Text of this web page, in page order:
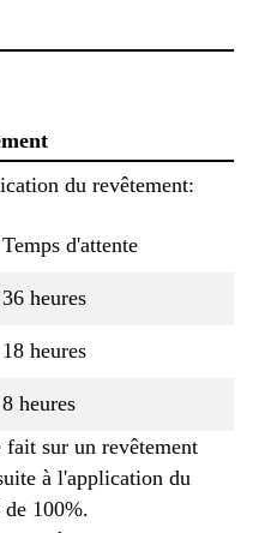
du revêtement:
Temps d'attente
36 heures
18 heures
8 heures
sur un revêtement
à l'application du
100%.